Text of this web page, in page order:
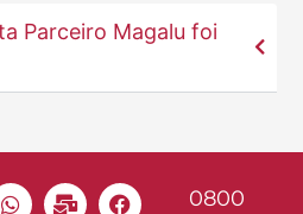
Parceiro Magalu foi
0800